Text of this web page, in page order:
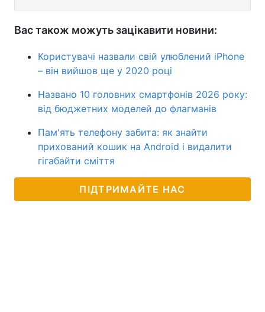
Вас також можуть зацікавити новини:
Користувачі назвали свій улюблений iPhone
– він вийшов ще у 2020 році
Названо 10 головних смартфонів 2026 року:
від бюджетних моделей до флагманів
Пам'ять телефону забита: як знайти
прихований кошик на Android і видалити
гігабайти сміття
ПІДТРИМАЙТЕ НАС